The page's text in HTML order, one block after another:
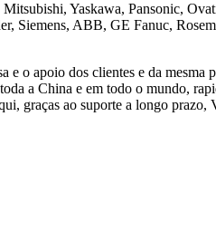
Mitsubishi, Yaskawa, Pansonic,
Siemens, ABB, GE Fanuc,
e o apoio dos clientes e da mesma
a China e em todo o mundo,
graças ao suporte a longo prazo,